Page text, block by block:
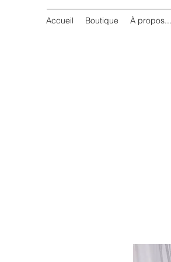
Accueil Boutique À propos...